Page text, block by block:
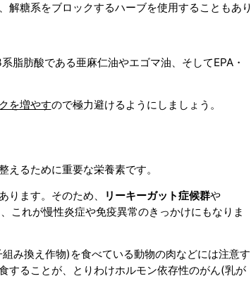
糖系をブロックするハーブを使用することもあり
脂肪酸である亜麻仁油やエゴマ油、そしてEPA・
を増やすので極力避けるようにしましょう。
るために重要な栄養素です。
ます。そのため、
リーキーガット症候群や
これが慢性炎症や免疫異常のきっかけにもなりま
み換え作物)を食べている動物の肉などには注意す
することが、とりわけホルモン依存性のがん(乳が